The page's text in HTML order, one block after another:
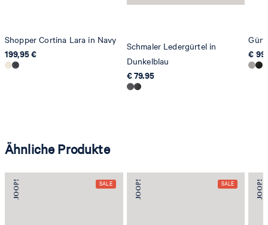
Shopper Cortina Lara in Navy
199,95 €
Schmaler Ledergürtel in
Dunkelblau
€ 79.95
€
Ähnliche Produkte